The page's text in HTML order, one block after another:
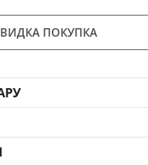
ПОКУПКА